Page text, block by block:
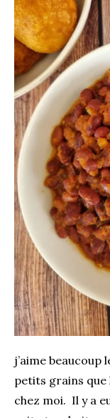
j’aime
petits grains que
chez moi. Il y a